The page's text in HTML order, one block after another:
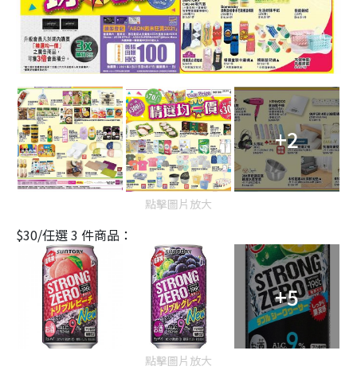
+2
點擊圖片放大
$30/任選 3 件商品：
+5
點擊圖片放大